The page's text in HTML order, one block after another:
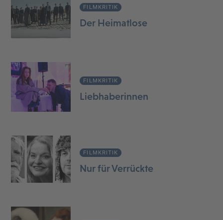
FILMKRITIK
Der Heimatlose
FILMKRITIK
Liebhaberinnen
FILMKRITIK
Nur für Verrückte